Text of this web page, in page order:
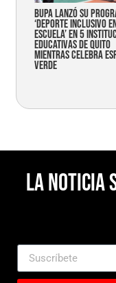
Bupa lanzó su
‘Deporte Inclusivo
Escuela’ en 5
educativas de Quito
mientras celebra
verde
La noticia